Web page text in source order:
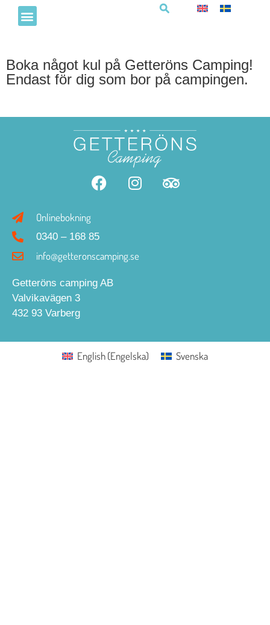
Boka något kul på Getteröns Camping!
Endast för dig som bor på campingen.
Onlinebokning
0340 – 168 85
info@getteronscamping.se
Getteröns camping AB
Valvikavägen 3
432 93 Varberg
English(Engelska) Svenska